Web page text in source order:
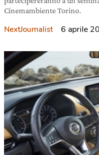
Cinemambiente Torino.
NextJournalist 6 aprile